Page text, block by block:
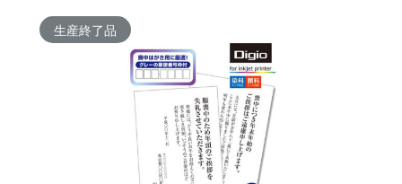
生産終了品